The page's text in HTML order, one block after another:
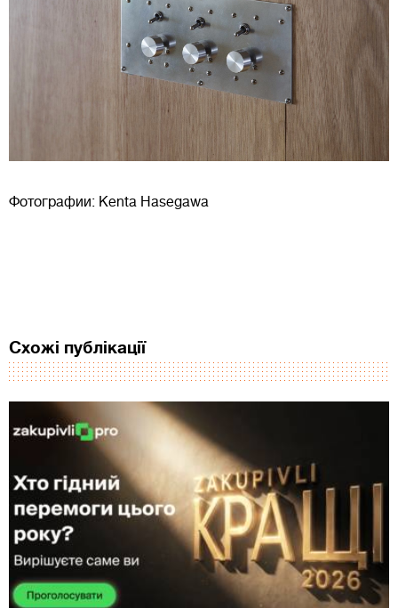
Фотографии: Kenta Hasegawa
Схожі публікації